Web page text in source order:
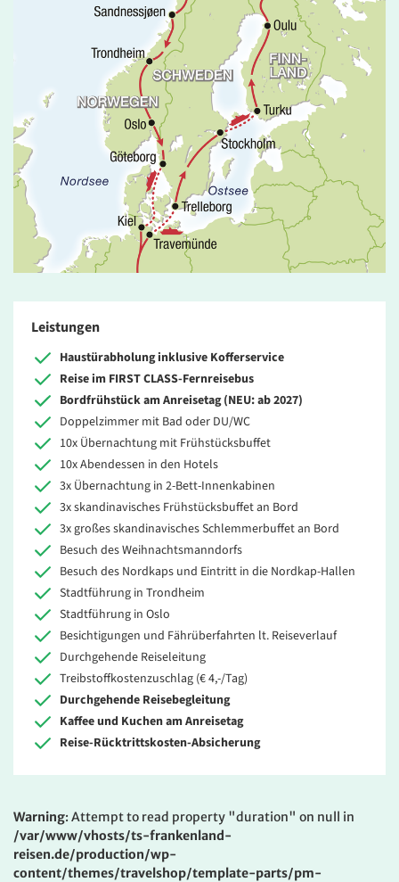
Leistungen
Haustürabholung inklusive Kofferservice
Reise im FIRST CLASS-Fernreisebus
Bordfrühstück am Anreisetag (NEU: ab 2027)
Doppelzimmer mit Bad oder DU/WC
10x Übernachtung mit Frühstücksbuffet
10x Abendessen in den Hotels
3x Übernachtung in 2-Bett-Innenkabinen
3x skandinavisches Frühstücksbuffet an Bord
3x großes skandinavisches Schlemmerbuffet an Bord
Besuch des Weihnachtsmanndorfs
Besuch des Nordkaps und Eintritt in die Nordkap-Hallen
Stadtführung in Trondheim
Stadtführung in Oslo
Besichtigungen und Fährüberfahrten lt. Reiseverlauf
Durchgehende Reiseleitung
Treibstoffkostenzuschlag (€ 4,-/Tag)
Durchgehende Reisebegleitung
Kaffee und Kuchen am Anreisetag
Reise-Rücktrittskosten-Absicherung
Warning: Attempt to read property "duration" on null in
/var/www/vhosts/ts-frankenland-
reisen.de/production/wp-
content/themes/travelshop/template-parts/pm-